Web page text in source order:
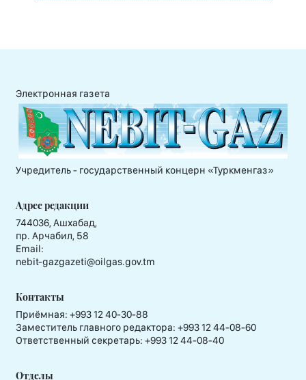
Электронная газета
Учредитель - государственный концерн «Туркменгаз»
Адрес редакции
744036, Ашхабад,
пр. Арчабил, 58
Email:
nebit-gazgazeti@oilgas.gov.tm
Контакты
Приёмная: +993 12 40-30-88
Заместитель главного редактора: +993 12 44-08-60
Ответственный секретарь: +993 12 44-08-40
Отделы